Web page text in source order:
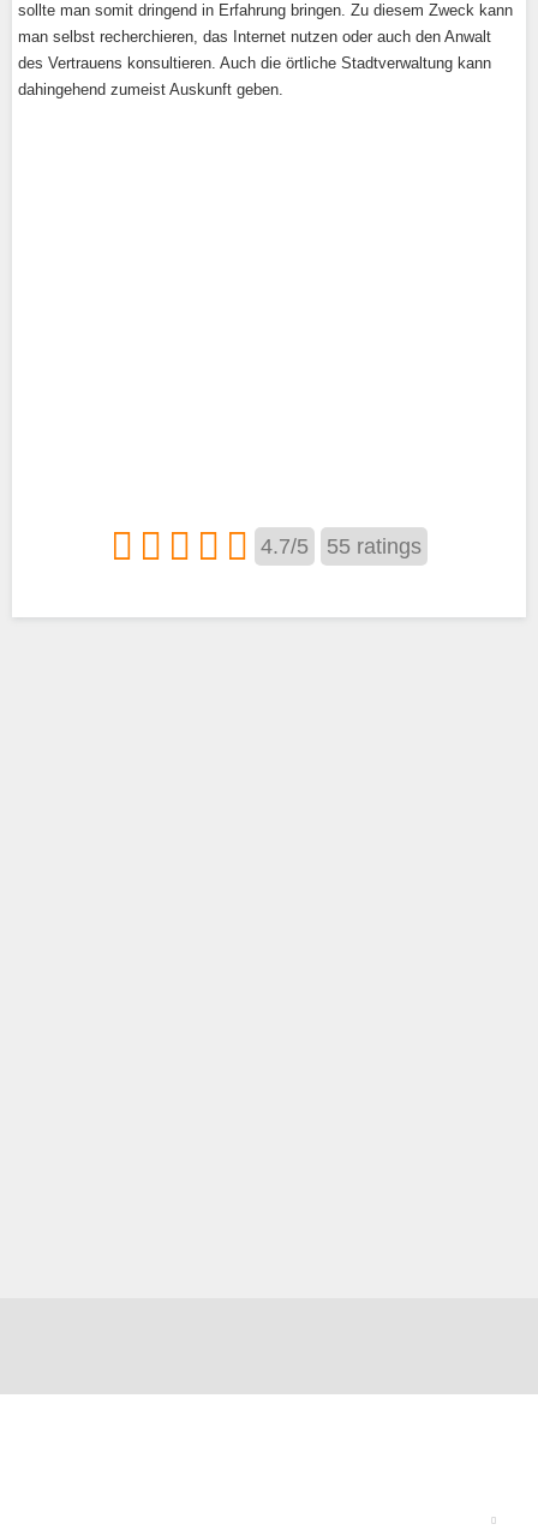
sollte man somit dringend in Erfahrung bringen. Zu diesem Zweck kann
man selbst recherchieren, das Internet nutzen oder auch den Anwalt
des Vertrauens konsultieren. Auch die örtliche Stadtverwaltung kann
dahingehend zumeist Auskunft geben.
4.7/5 55 ratings